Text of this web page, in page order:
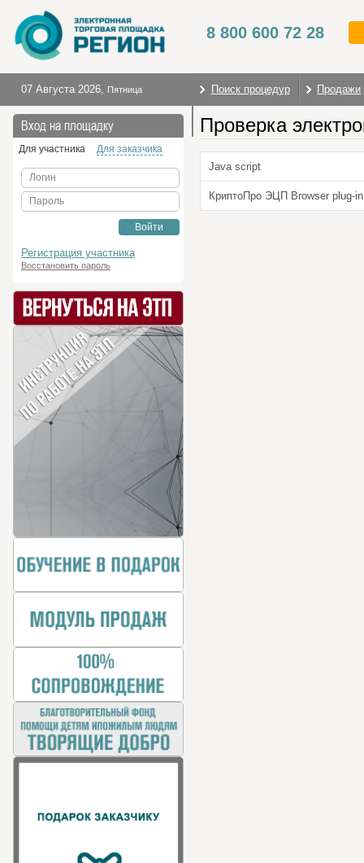
8 800 600 72 28
07 Августа 2026, Пятница Поиск процедур Продажи
На главную
Вход на площадку
Для участника Для заказчика
Логин
Пароль
Войти
Регистрация участника
Восстановить пароль
Проверка
Java script
КриптоПро ЭЦП Browser plug-in